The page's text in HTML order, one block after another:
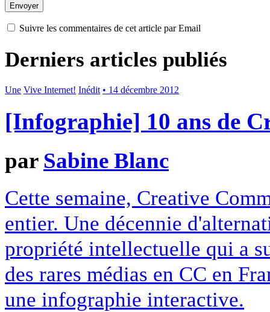
Suivre les commentaires de cet article par Email
Derniers articles publiés
Une Vive Internet! Inédit • 14 décembre 2012
[Infographie] 10 ans de
par Sabine Blanc
Cette semaine, Creative
entier. Une décennie
propriété intellectuelle qui a
des rares médias en CC en
une infographie interactive.